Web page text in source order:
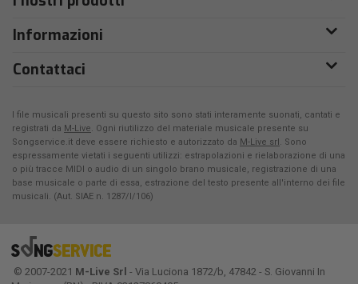
Informazioni
Contattaci
I file musicali presenti su questo sito sono stati interamente suonati, cantati e
registrati da M-Live. Ogni riutilizzo del materiale musicale presente su
Songservice.it deve essere richiesto e autorizzato da M-Live srl . Sono
espressamente vietati i seguenti utilizzi: estrapolazioni e rielaborazione di una
o più tracce MIDI o audio di un singolo brano musicale, registrazione di una
base musicale o parte di essa, estrazione del testo presente all'interno dei file
musicali. (Aut. SIAE n. 1287/I/106)
© 2007-2021 M-Live Srl - Via Luciona 1872/b, 47842 - S. Giovanni In